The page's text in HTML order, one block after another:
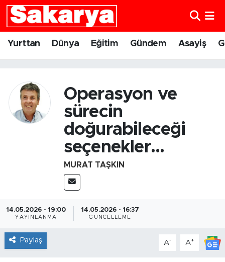
Yurttan Dünya Eğitim Gündem Asayiş
Operasyon ve
sürecin
doğurabileceği
seçenekler...
MURAT TAŞKIN
14.05.2026 - 19:00
YAYINLANMA
14.05.2026 - 16:37
GÜNCELLEME
Paylaş A- A+
Yurttan
Eğitim
Gündem
Kültür Sanat
Tarihçe
Eskişehir Nöbetçi Eczaneler
Eskişehir Namaz Vakitleri
Eskişehir Trafik Yoğunluk Haritası
Süper Lig Puan Durumu ve Fikstür
Tüm Manşetler
Son Dakika Haberleri
Haber Arşivi